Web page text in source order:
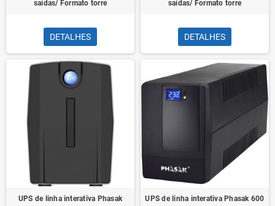
saídas/ Formato torre
DETALHES
saídas/ Formato torre
DETALHES
UPS de linha interativa Phasak
UPS de linha interativa Phasak 600